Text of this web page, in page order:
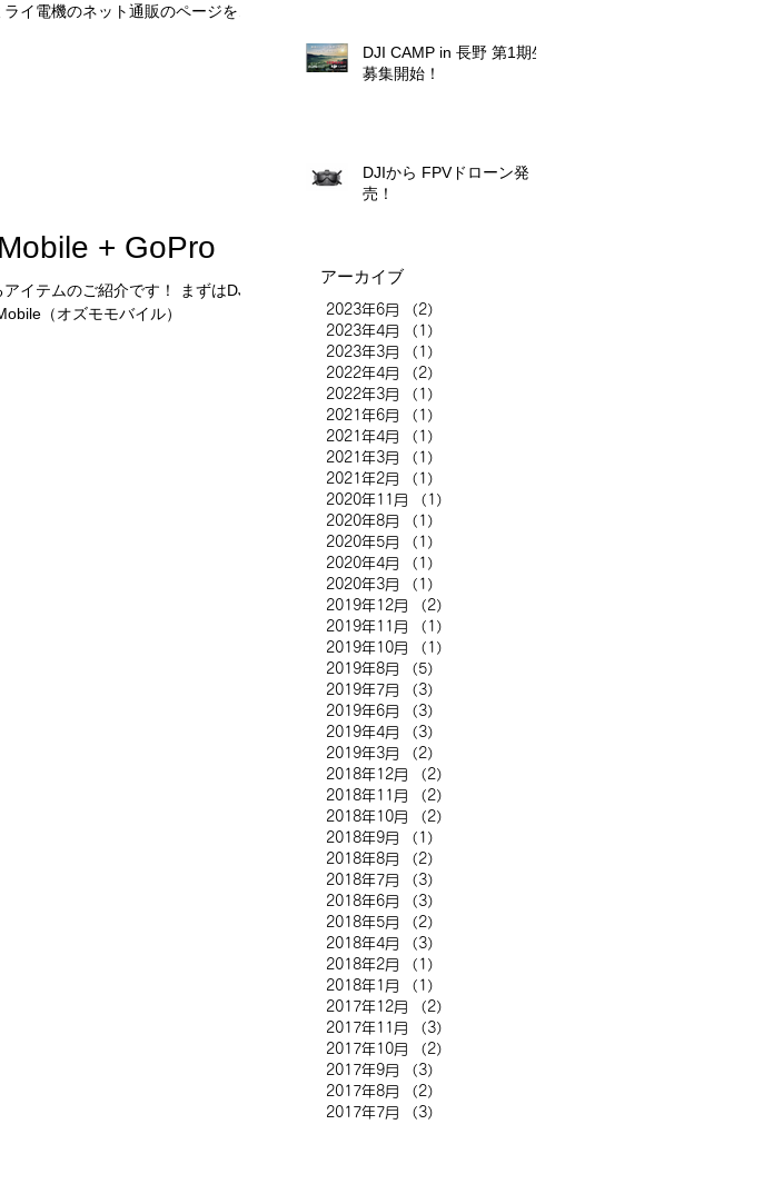
イ電機のネット通販のページを更
+ GoPro
イテムのご紹介です！ まずはDJI社
（オズモモバイル）
DJI CAMP in 長野 第1期生
募集開始！
DJIから FPVドローン発
売！
アーカイブ
2023年6月 （2）
2023年4月
（1）
2023年3月
（1）
2022年4月
（2）
2022年3月
（1）
2021年6月
（1）
2021年4月
（1）
2021年3月
（1）
2021年2月
（1）
2020年11月
（1）
2020年8月
（1）
2020年5月
（1）
2020年4月
（1）
2020年3月
（1）
2019年12月
（2）
2019年11月
（1）
2019年10月
（1）
2019年8月
（5）
2019年7月
（3）
2019年6月
（3）
2019年4月
（3）
2019年3月
（2）
2018年12月
（2）
2018年11月
（2）
2018年10月
（2）
2018年9月
（1）
2018年8月
（2）
2018年7月
（3）
2018年6月
（3）
2018年5月
（2）
2018年4月
（3）
2018年2月
（1）
2018年1月
（1）
2017年12月
（2）
2017年11月
（3）
2017年10月
（2）
2017年9月
（3）
2017年8月
（2）
2017年7月
（3）